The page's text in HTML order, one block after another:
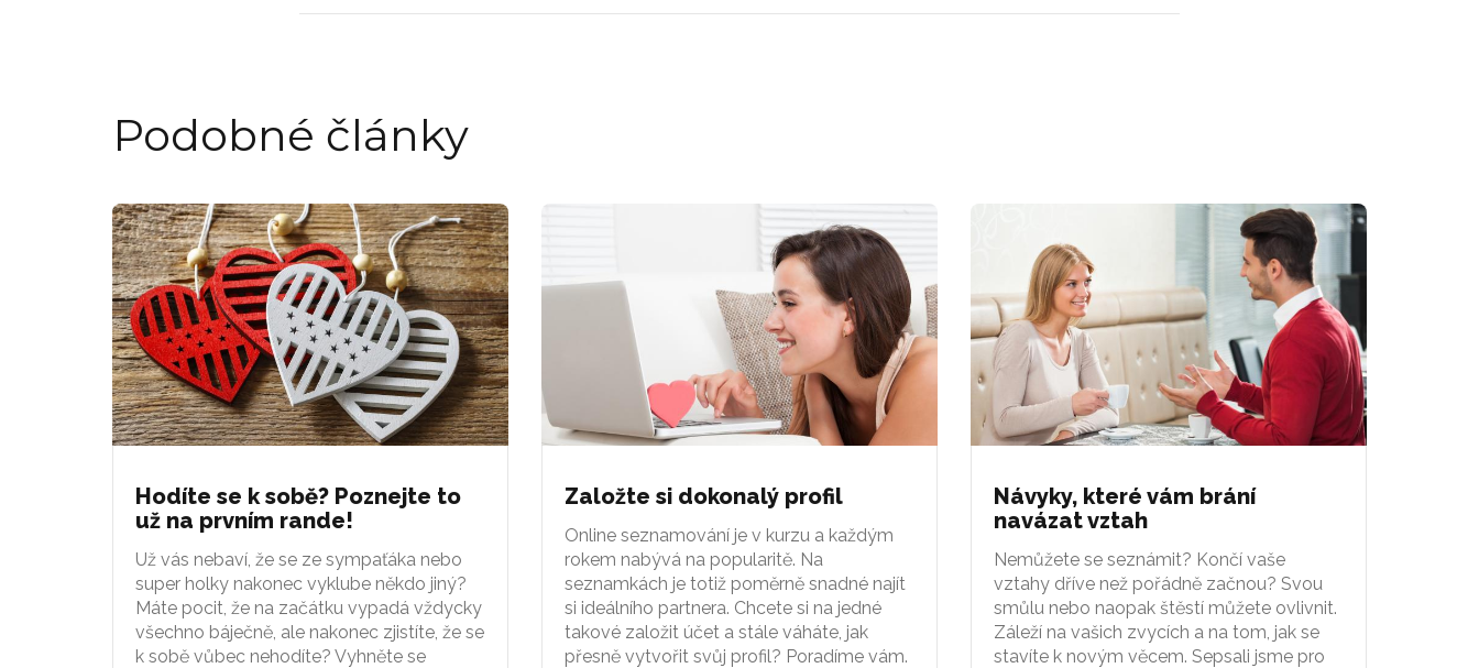
Podobné články
Hodíte se k sobě? Poznejte to
už na prvním rande!
Už vás nebaví, že se ze sympaťáka nebo
super holky nakonec vyklube někdo jiný?
Máte pocit, že na začátku vypadá vždycky
všechno báječně, ale nakonec zjistíte, že se
k sobě vůbec nehodíte? Vyhněte se
Založte si dokonalý profil
Online seznamování je v kurzu a každým
rokem nabývá na popularitě. Na
seznamkách je totiž poměrně snadné najít
si ideálního partnera. Chcete si na jedné
takové založit účet a stále váháte, jak
přesně vytvořit svůj profil? Poradíme vám.
Návyky, které vám brání
navázat vztah
Nemůžete se seznámit? Končí vaše
vztahy dříve než pořádně začnou? Svou
smůlu nebo naopak štěstí můžete ovlivnit.
Záleží na vašich zvycích a na tom, jak se
stavíte k novým věcem. Sepsali jsme pro